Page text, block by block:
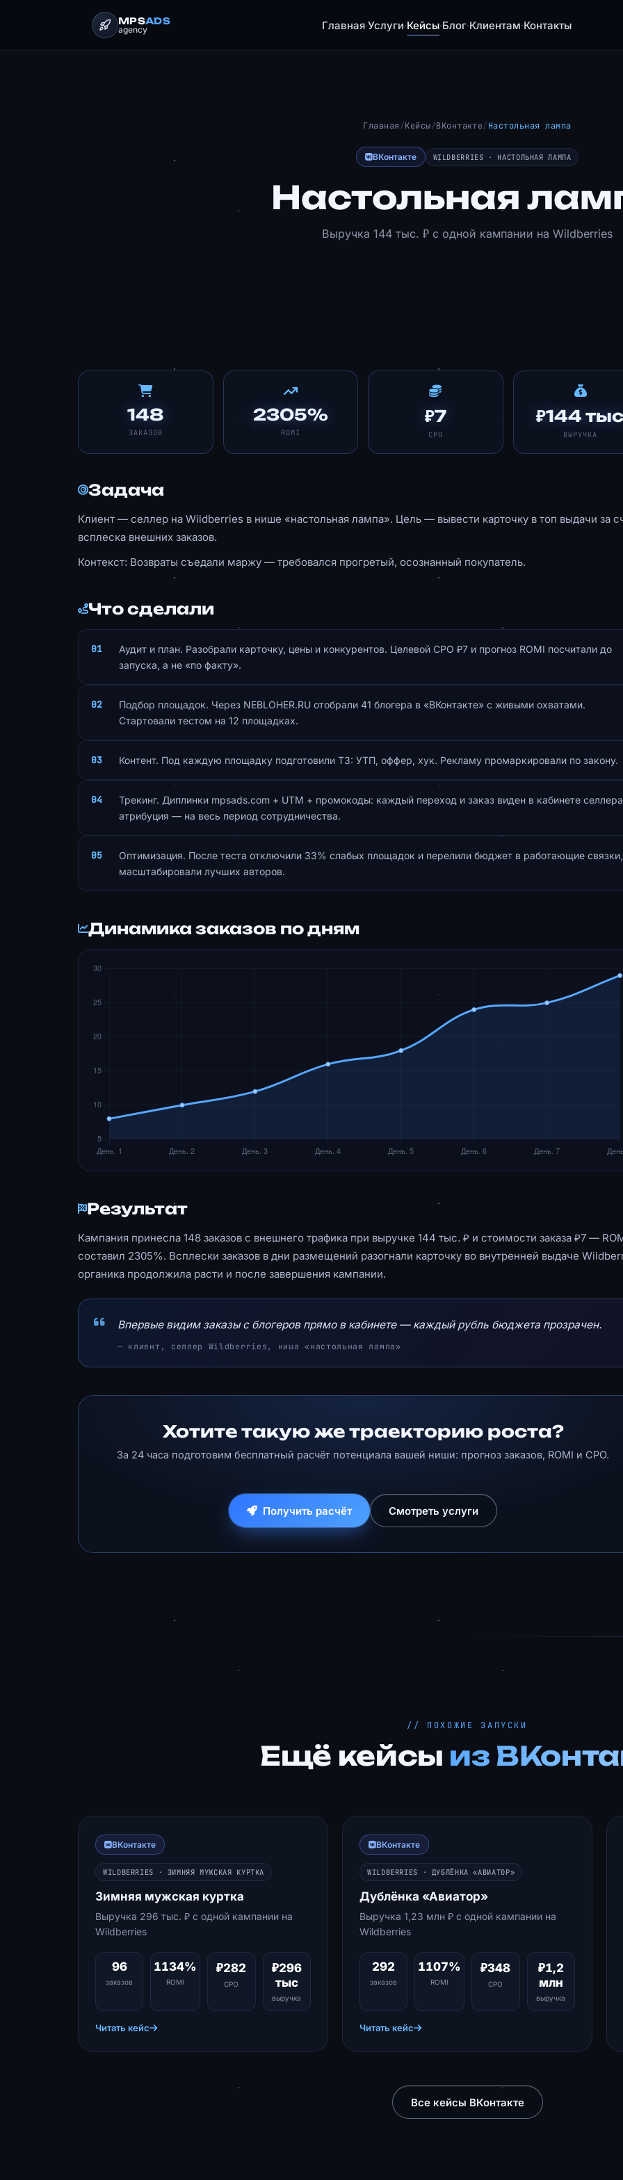
MPSADS
agency Главная·Услуги·Кейсы·Блог·Клиентам·Контакты
Главная/Кейсы/ВКонтакте/Настольная лампа
ВКонтакте WILDBERRIES · НАСТОЛЬНАЯ ЛАМПА
Настольная
Выручка 144 тыс. ₽ с одной кампании на Wildberries
148
ЗАКАЗОВ
2305%
ROMI
₽7
CPO
₽144
ВЫРУЧКА
Задача
Клиент — селлер на Wildberries в нише «настольная лампа». Цель — вывести карточку в топ выдачи за
всплеска внешних заказов.
Контекст: Возвраты съедали маржу — требовался прогретый, осознанный покупатель.
Что сделали
Аудит и план. Разобрали карточку, цены и конкурентов. Целевой CPO ₽7 и прогноз ROMI посчитали до
запуска, а не «по факту».
Подбор площадок. Через NEBLOHER.RU отобрали 41 блогера в «ВКонтакте» с живыми охватами.
Стартовали тестом на 12 площадках.
Контент. Под каждую площадку подготовили ТЗ: УТП, оффер, хук. Рекламу промаркировали по закону.
Трекинг. Диплинки mpsads.com + UTM + промокоды: каждый переход и заказ виден в кабинете
атрибуция — на весь период сотрудничества.
Оптимизация. После теста отключили 33% слабых площадок и перелили бюджет в работающие связки,
масштабировали лучших авторов.
Динамика заказов по дням
Результат
Кампания принесла 148 заказов с внешнего трафика при выручке 144 тыс. ₽ и стоимости заказа ₽7 —
составил 2305%. Всплески заказов в дни размещений разогнали карточку во внутренней выдаче
органика продолжила расти и после завершения кампании.
Впервые видим заказы с блогеров прямо в кабинете — каждый рубль бюджета прозрачен.
— клиент, селлер Wildberries, ниша «настольная лампа»
Хотите такую же траекторию роста?
За 24 часа подготовим бесплатный расчёт потенциала вашей ниши: прогноз заказов, ROMI и CPO.
Получить расчёт Смотреть услуги
// ПОХОЖИЕ ЗАПУСКИ
Ещё кейсы из
ВКонтакте
WILDBERRIES · ЗИМНЯЯ МУЖСКАЯ КУРТКА
Зимняя мужская куртка
Выручка 296 тыс. ₽ с одной кампании на
Wildberries
96
заказов
1134%
ROMI
₽282
CPO
₽296
тыс
выручка
Читать кейс
ВКонтакте
WILDBERRIES · ДУБЛЁНКА «АВИАТОР»
Дублёнка «Авиатор»
Выручка 1,23 млн ₽ с одной кампании на
Wildberries
292
заказов
1107%
ROMI
₽348
CPO
₽1,2
млн
выручка
Читать кейс
Все кейсы ВКонтакте